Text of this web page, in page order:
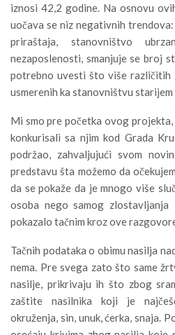
iznosi 42,2 godine. Na osnovu
uočava se niz negativnih
priraštaja, stanovništvo
nezaposlenosti, smanjuje se broj
potrebno uvesti što više
usmerenih ka stanovništvu
Mi smo pre početka ovog projekta,
konkurisali sa njim kod Grada
podržao, zahvaljujući svom
predstavu šta možemo da
da se pokaže da je mnogo više
osoba nego samog
pokazalo tačnim kroz ove
Tačnih podataka o obimu nasilja
nema. Pre svega zato što same
nasilje, prikrivaju ih što zbog
zaštite nasilnika koji je
okruženja, sin, unuk, ćerka, snaja.